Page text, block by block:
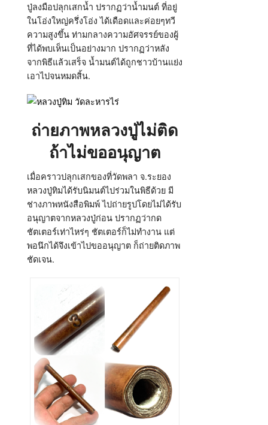
ปู่ลงมือปลุกเสกน้ำ ปรากฏว่าน้ำมนต์ ที่อยู่
ในโอ่งใหญ่ครึ่งโอ่ง ได้เดือดและค่อยๆทวี
ความสูงขึ้น ท่ามกลางความอัศจรรย์ของผู้
ที่ได้พบเห็นเป็นอย่างมาก ปรากฏว่าหลัง
จากพิธีแล้วเสร็จ น้ำมนต์ได้ถูกชาวบ้านแย่ง
เอาไปจนหมดสิ้น.
ถ่ายภาพหลวงปู่ไม่ติด
ถ้าไม่ขออนุญาต
เมื่อคราวปลุกเสกของที่วัดพลา จ.ระยอง
หลวงปู่ทิมได้รับนิมนต์ไปร่วมในพิธีด้วย มี
ช่างภาพหนังสือพิมพ์ ไปถ่ายรูปโดยไม่ได้รับ
อนุญาตจากหลวงปู่ก่อน ปรากฏว่ากด
ชัตเตอร์เท่าไหร่ๆ ชัตเตอร์ก็ไม่ทำงาน แต่
พอนึกได้จึงเข้าไปขออนุญาต ก็ถ่ายติดภาพ
ชัดเจน.